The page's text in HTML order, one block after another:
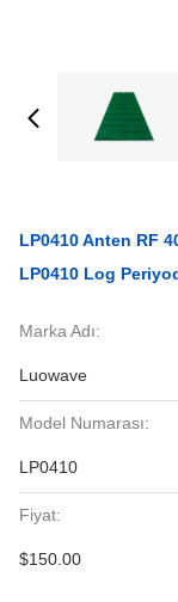
LP0410 Anten RF
LP0410 Log
Marka Adı:
Luowave
Model Numarası:
LP0410
Fiyat:
$150.00